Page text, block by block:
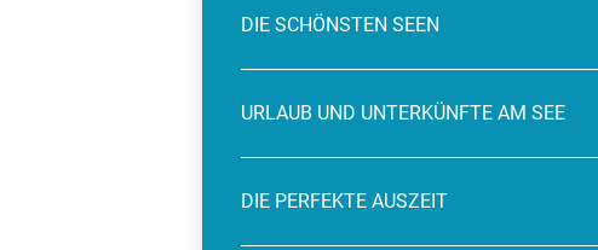
DIE SCHÖNSTEN SEEN
URLAUB UND UNTERKÜNFTE AM SEE
DIE PERFEKTE AUSZEIT